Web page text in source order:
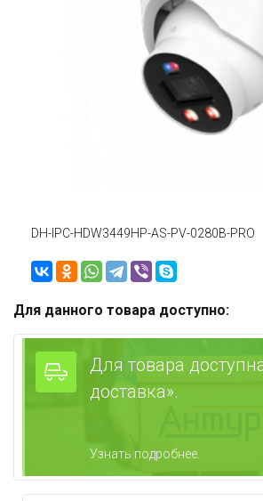
DH-IPC-HDW3449HP-AS-PV-0280B-PRO
Для данного товара доступно:
Для товара
доставка».
Узнать подробнее.